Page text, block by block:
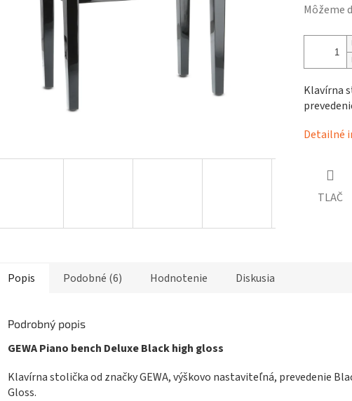
hviezdičiek.
Môžeme
Klavírna
Detailné
TLAČ
Popis Podobné (6) Hodnotenie Diskusia
Podrobný popis
GEWA Piano bench Deluxe Black high gloss
Klavírna stolička od značky GEWA, výškovo nastaviteľná, prevedenie
Gloss.